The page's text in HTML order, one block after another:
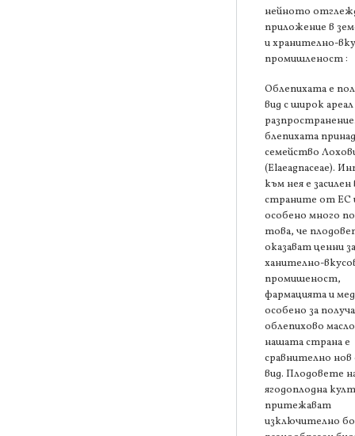
нейното
приложение в
и хранително-
промишленост :
Облепихата е
вид с широк
блепихата
семейство
(Elaeagnaceae).
към нея е засилен
страните от ЕС
особено много
това, че
оказават ценни за
ханително-
промишеност,
фармацията и
особено за
облепихово
нашата страна е
сравнително
вид. Плодовете
ягодоплодна
притежават
изключително